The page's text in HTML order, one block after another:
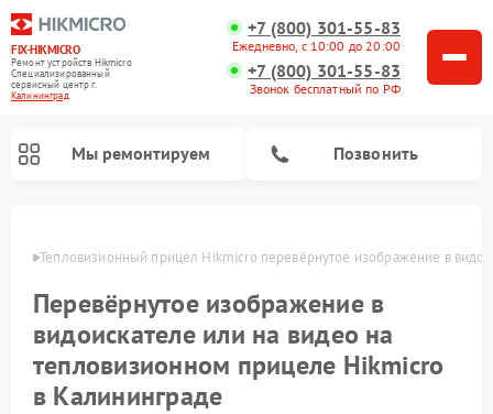
FIX-HIKMICRO
Ремонт устройств Hikmicro
Специализированный
cервисный центр г.
Калининград
+7 (800) 301-55-83
Ежедневно, с 10:00 до 20:00
+7 (800) 301-55-83
Звонок бесплатный по РФ
Мы ремонтируем Позвонить
Тепловизионный прицел Hikmicro перевёрнутое изображение в
Перевёрнутое изображение в
видоискателе или на видео на
тепловизионном прицеле Hikmicro
в Калининграде